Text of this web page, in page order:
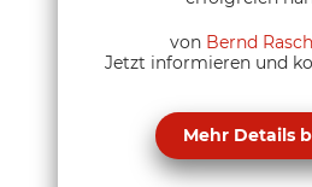
von Bernd
Jetzt informieren und
Mehr Details